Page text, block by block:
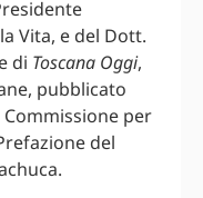
Vita, e del Dott.
di Toscana Oggi,
pubblicato
per
del